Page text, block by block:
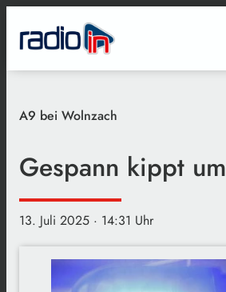
A9 bei Wolnzach
Gespann kippt um
13. Juli 2025 · 14:31 Uhr